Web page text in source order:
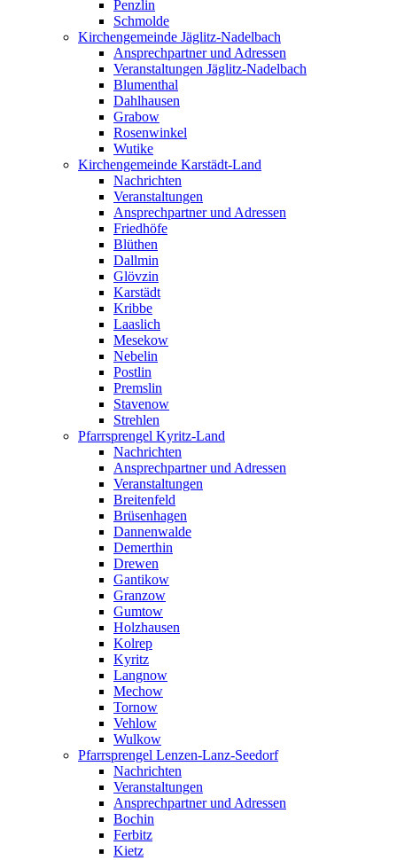
Penzlin
Schmolde
Kirchengemeinde Jäglitz-Nadelbach
Ansprechpartner und Adressen
Veranstaltungen Jäglitz-Nadelbach
Blumenthal
Dahlhausen
Grabow
Rosenwinkel
Wutike
Kirchengemeinde Karstädt-Land
Nachrichten
Veranstaltungen
Ansprechpartner und Adressen
Friedhöfe
Blüthen
Dallmin
Glövzin
Karstädt
Kribbe
Laaslich
Mesekow
Nebelin
Postlin
Premslin
Stavenow
Strehlen
Pfarrsprengel Kyritz-Land
Nachrichten
Ansprechpartner und Adressen
Veranstaltungen
Breitenfeld
Brüsenhagen
Dannenwalde
Demerthin
Drewen
Gantikow
Granzow
Gumtow
Holzhausen
Kolrep
Kyritz
Langnow
Mechow
Tornow
Vehlow
Wulkow
Pfarrsprengel Lenzen-Lanz-Seedorf
Nachrichten
Veranstaltungen
Ansprechpartner und Adressen
Bochin
Ferbitz
Kietz